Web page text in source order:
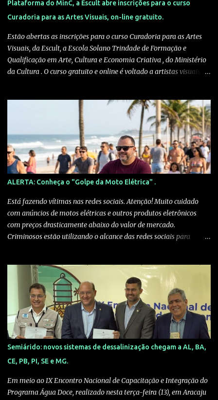
Plataforma do MinC, a Escult abre inscrições para o curso
Curadoria para as Artes Visuais, on-line gratuito.
Estão abertas as inscrições para o curso Curadoria para as Artes
Visuais, da Escult, a Escola Solano Trindade de Formação e
Qualificação em Arte, Cultura e Economia Criativa , do Ministério
da Cultura . O curso gratuito e online é voltado a artistas visuais,
site escult.cultura.gov.br A formação será ministrada pelo
historiador de arte e professor Kleber Amâncio. Ele é docente da
Universidade Federal do Recôncavo da Bahia, doutor em História
Social pela Universidade de São Paulo e pesquisador visitante na
Harvard University. “Em vez de simplesmente reproduzir modelos
eurocentrados de exposição e mediação, o curso estimula os
participantes a compreenderem as práticas curatoriais como
formas de produção de conhecimento, de memória e de reparação
simbólica”, explica Amâncio. Com carga horária de 60 horas e
certificado, o curso prepara os participantes para ...
ALERTA: Conheça o "Golpe da Moto Elétrica" .
Está fazendo vítimas nas redes sociais. Atenção! Muito cuidado
com anúncios de motos elétricas e outros produtos eletrônicos
com preços drasticamente abaixo do valor de mercado.
Criminosos estão utilizando o alcance das redes sociais para
ofertas tentadoras — valores que mal cobririam o frete. O
algoritmo das redes sociais entrega essas "ofertas" exatamente
para quem busca o produto. 2. A Falsa Prova Social: Nos
comentários, você verá dezenas de depoimentos de supostos
compradores dizendo: "Pensei que era golpe, mas chegou!" .
Cuidado: são perfis fakes ou bots programados para passar uma
falsa sensação de segurança. 3. O Desvio de Plataforma: Ao tentar
comprar, você é retirado da rede social e levado para um site
externo. Assim que o pagamento (geralmente via Pix) é feito, a
página desaparece ou trava em uma tela de "pendênci...
Semiárido: novos sistemas de dessalinização chegam a AL, BA,
CE, PB, PI, SE e MG.
Em meio ao IX Encontro Nacional de Capacitação e Integração do
Programa Água Doce, realizado nesta terça-feira (13), em Aracaju